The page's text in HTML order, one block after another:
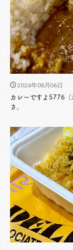
2026年08月06日
カレーですよ5776
さ。